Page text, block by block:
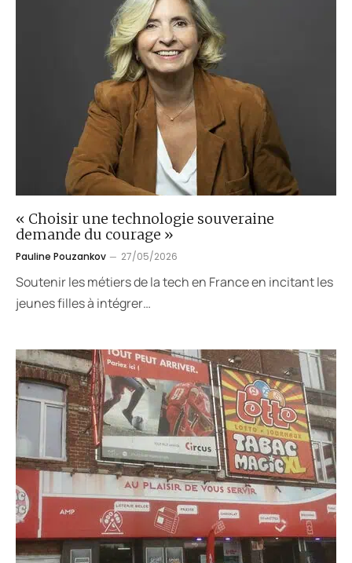
« Choisir une technologie souveraine
demande du courage »
Pauline Pouzankov 27/05/2026
Soutenir les métiers de la tech en France en incitant les
jeunes filles à intégrer…